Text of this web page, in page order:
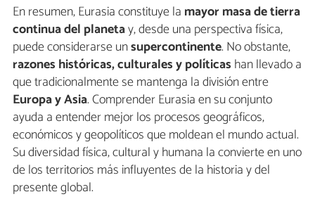
En resumen, Eurasia constituye la mayor masa de tierra
continua del planetay, desde una perspectiva física,
puede considerarse unsupercontinente. No obstante,
razones históricas, culturales y políticas han llevado a
que tradicionalmente se mantenga la división entre
Europa y Asia. Comprender Eurasia en su conjunto
ayuda a entender mejor los procesos geográficos,
económicos y geopolíticos que moldean el mundo actual.
Su diversidad física, cultural y humana la convierte en uno
de los territorios más influyentes de la historia y del
presente global.